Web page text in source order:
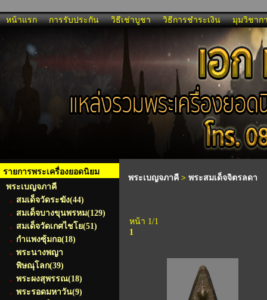
หน้าแรก การรับประกัน วิธีเช่าบูชา วิธีการชำระเงิน มุมวิชาก
รายการพระเครื่องยอดนิยม
พระเบญจภาคี
สมเด็จวัดระฆัง(44)
สมเด็จบางขุนพรหม(129)
สมเด็จวัดเกศไชโย(51)
กำแพงซุ้มกอ(18)
พระนางพญา
พิษณุโลก(39)
พระผงสุพรรณ(18)
พระรอดมหาวัน(9)
พระเบญจภาคี > พระสมเด็จจิตรลดา
หน้า 1/1
1